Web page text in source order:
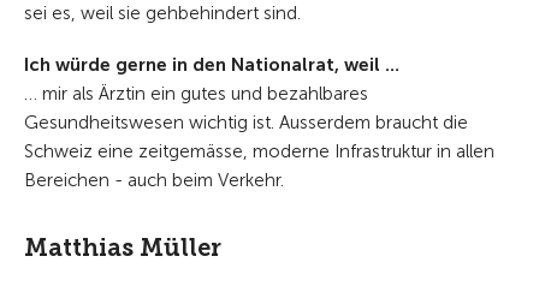
sei es, weil sie gehbehindert sind.
Ich würde gerne in den Nationalrat, weil …
… mir als Ärztin ein gutes und bezahlbares
Gesundheitswesen wichtig ist. Ausserdem braucht die
Schweiz eine zeitgemässe, moderne Infrastruktur in allen
Bereichen - auch beim Verkehr.
Matthias Müller